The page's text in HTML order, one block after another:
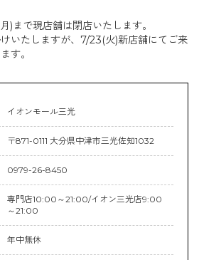
)まで現店舗は閉店いたします。
いたしますが、7/23(火)新店舗にてご来
す。
イオンモール三光
〒871-0111 大分県中津市三光佐知1032
0979-26-8450
専門店10:00～21:00/イオン三光店9:00
～21:00
年中無休